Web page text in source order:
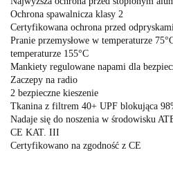
Ochrona spawalnicza klasy 2
Certyfikowana ochrona przed
Pranie przemysłowe w temperaturze
temperaturze 155°C
Mankiety regulowane napami dla
Zaczepy na radio
2 bezpieczne kieszenie
Tkanina z filtrem 40+ UPF blokująca
Nadaje się do noszenia w środowisku
CE KAT. III
Certyfikowano na zgodność z CE